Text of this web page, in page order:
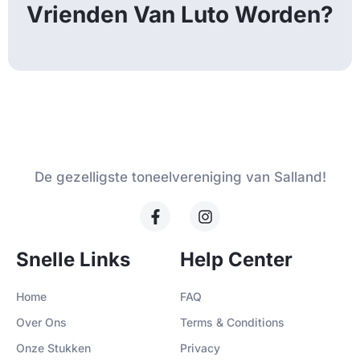
Vrienden Van Luto Worden?
De gezelligste toneelvereniging van Salland!
Snelle Links
Home
Over Ons
Onze Stukken
Help Center
FAQ
Terms & Conditions
Privacy